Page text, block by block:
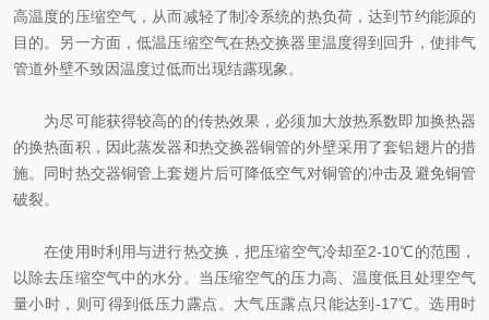
高温度的压缩空气，从而减轻了制冷系统的热负荷，达到节约能源的
目的。另一方面，低温压缩空气在热交换器里温度得到回升，使排气
管道外壁不致因温度过低而出现结露现象。
为尽可能获得较高的的传热效果，必须加大放热系数即加换热器
的换热面积，因此蒸发器和热交换器铜管的外壁采用了套铝翅片的措
施。同时热交器铜管上套翅片后可降低空气对铜管的冲击及避免铜管
破裂。
在使用时利用与进行热交换，把压缩空气冷却至2-10℃的范围，
以除去压缩空气中的水分。当压缩空气的压力高、温度低且处理空气
量小时，则可得到低压力露点。大气压露点只能达到-17℃。选用时